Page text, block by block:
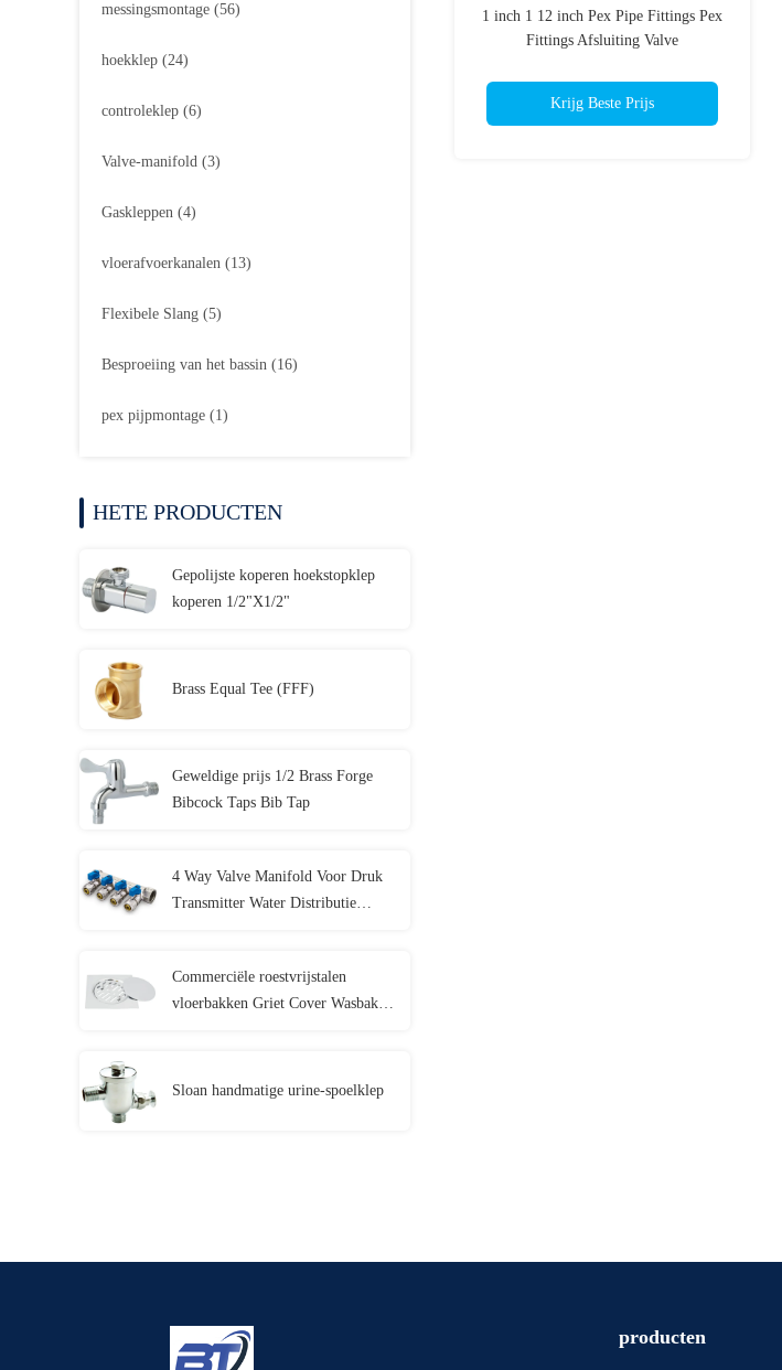
messingsmontage (56)
hoekklep (24)
controleklep (6)
Valve-manifold (3)
Gaskleppen (4)
vloerafvoerkanalen (13)
Flexibele Slang (5)
Besproeiing van het bassin (16)
pex pijpmontage (1)
HETE PRODUCTEN
Gepolijste koperen hoekstopklep
koperen 1/2"X1/2"
Brass Equal Tee (FFF)
Geweldige prijs 1/2 Brass Forge
Bibcock Taps Bib Tap
4 Way Valve Manifold Voor Druk
Transmitter Water Distributie
Commerciële roestvrijstalen
vloerbakken Griet Cover Wasbak
Sloan handmatige urine-spoelklep
1 inch 1 12 inch Pex Pipe Fittings Pex
Fittings Afsluiting Valve
Krijg Beste Prijs
producten